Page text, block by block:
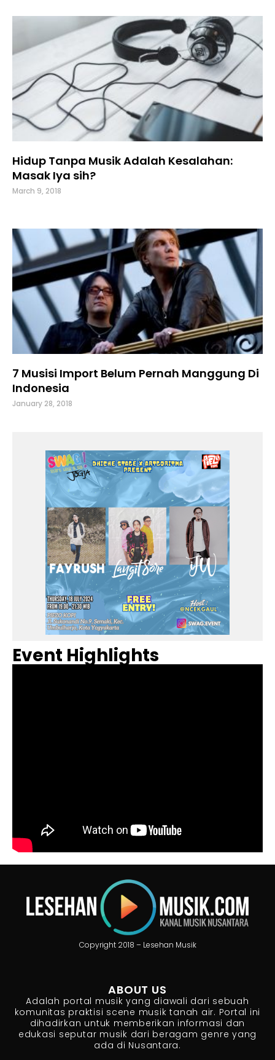
Hidup Tanpa Musik Adalah Kesalahan:
Masak Iya sih?
March 9, 2018
7 Musisi Import Belum Pernah Manggung Di
Indonesia
January 28, 2018
Event Highlights
Copyright 2018 – Lesehan Musik
ABOUT US
Adalah portal musik yang diawali dari sebuah
komunitas praktisi scene musik tanah air. Portal ini
dihadirkan untuk memberikan informasi dan
edukasi seputar musik dari beragam genre yang
ada di Nusantara.